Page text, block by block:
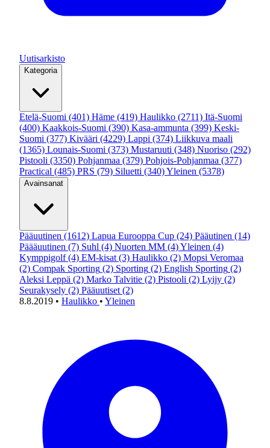
Uutisarkisto
Kategoria
Etelä-Suomi (401) Häme (419) Haulikko (2711) Itä-Suomi
(400) Kaakkois-Suomi (390) Kasa-ammunta (399) Keski-
Suomi (377) Kivääri (4229) Lappi (374) Liikkuva maali
(1365) Lounais-Suomi (373) Mustaruuti (348) Nuoriso (292)
Pistooli (3350) Pohjanmaa (379) Pohjois-Pohjanmaa (377)
Practical (485) PRS (79) Siluetti (340)Yleinen (5378)
Avainsanat
Pääuutinen (1612) Lapua Eurooppa Cup (24) Pääutinen (14)
Päääuutinen (7) Suhl (4) Nuorten MM (4)Yleinen (4)
Kymppigolf (4) EM-kisat (3) Haulikko (2) Mopsi Veromaa
(2) Compak Sporting (2) Sporting (2) English Sporting (2)
Aleksi Leppä (2) Marko Talvitie (2) Pistooli (2) Lyijy (2)
Seurakysely (2) Pääuutiset (2)
8.8.2019 • Haulikko • Yleinen